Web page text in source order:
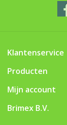
Klantenservice
Producten
Mijn account
Brimex B.V.